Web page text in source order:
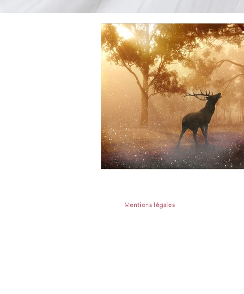
Mentions légales
coach pour une nouvelle vie